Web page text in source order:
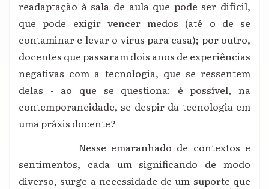
readaptação à sala de aula que pode ser difícil,
que pode exigir vencer medos (até o de se
contaminar e levar o vírus para casa); por outro,
docentes que passaram dois anos de experiências
negativas com a tecnologia, que se ressentem
delas - ao que se questiona: é possível, na
contemporaneidade, se despir da tecnologia em
uma práxis docente?
Nesse emaranhado de contextos e
sentimentos, cada um significando de modo
diverso, surge a necessidade de um suporte que